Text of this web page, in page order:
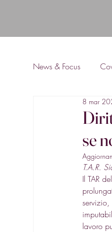
News & Focus
Diritto Bancario
se
8 mar
T.A.R.
Il TAR
lavoro